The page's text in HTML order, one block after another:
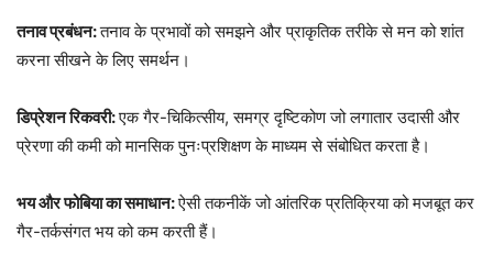
तनाव प्रबंधन:तनाव के प्रभावों को समझने और प्राकृतिक तरीके से मन को शांत
करना सीखने के लिए समर्थन।
डिप्रेशन रिकवरी:एक गैर-चिकित्सीय, समग्र दृष्टिकोण जो लगातार उदासी और
प्रेरणा की कमी को मानसिक पुनःप्रशिक्षण के माध्यम से संबोधित करता है।
भय और फोबिया का समाधान:ऐसी तकनीकें जो आंतरिक प्रतिक्रिया को मजबूत कर
गैर-तर्कसंगत भय को कम करती हैं।